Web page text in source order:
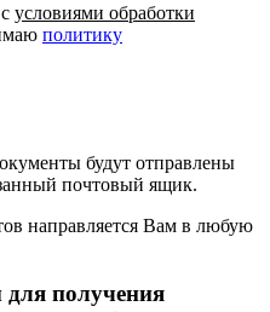
условиями обработки
политику
будут отправлены
почтовый ящик.
направляется Вам в любую
получения